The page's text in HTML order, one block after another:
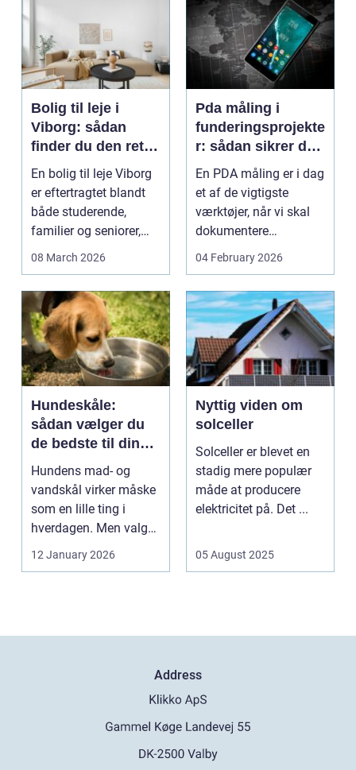
Bolig til leje i
Viborg: sådan
finder du den rette
lejlighed
En bolig til leje Viborg
er eftertragtet blandt
både studerende,
familier og seniorer,
fordi b...
08 March 2026
Pda måling i
funderingsprojekte
r: sådan sikrer du
dokumenteret
bæreevne
En PDA måling er i dag
et af de vigtigste
værktøjer, når vi skal
dokumentere
bæreevnen af pæle til
04 February 2026
Hundeskåle:
sådan vælger du
de bedste til din
hund
Hundens mad- og
vandskål virker måske
som en lille ting i
hverdagen. Men valg
af sk&arin...
12 January 2026
Nyttig viden om
solceller
Solceller er blevet en
stadig mere populær
måde at producere
elektricitet på. Det ...
05 August 2025
Address